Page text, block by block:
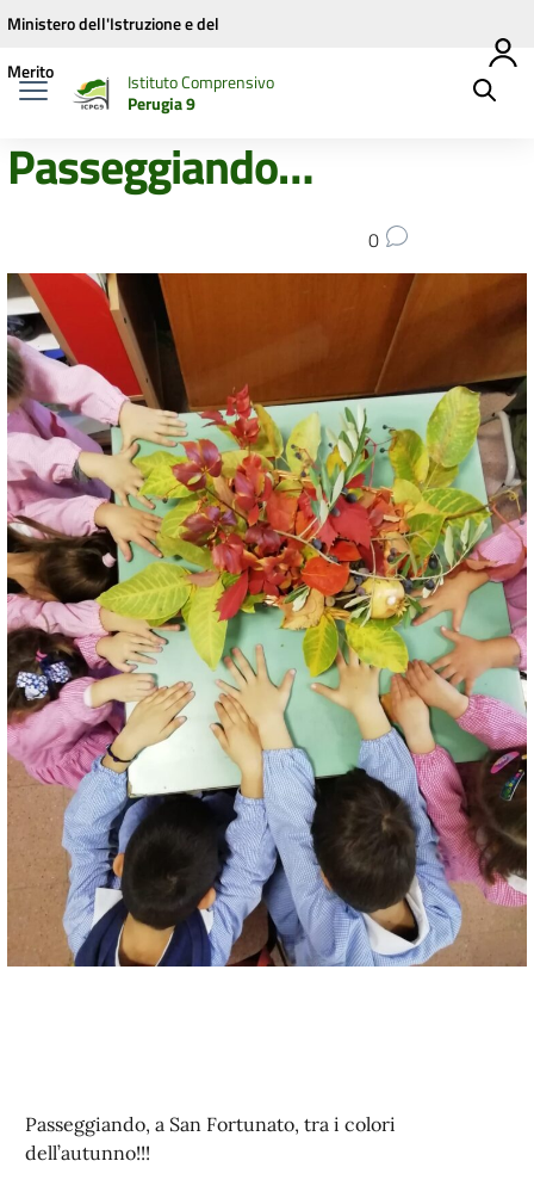
Vai ai contenuti
Vai al menu di navigazione
Vai al footer
Ministero dell'Istruzione e del
Merito
Istituto Comprensivo
Perugia 9
Passeggiando…
0
Passeggiando, a San Fortunato, tra i colori
dell’autunno!!!